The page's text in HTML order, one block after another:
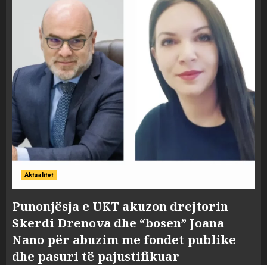
Aktualitet
Punonjësja e UKT akuzon drejtorin
Skerdi Drenova dhe “bosen” Joana
Nano për abuzim me fondet publike
dhe pasuri të pajustifikuar